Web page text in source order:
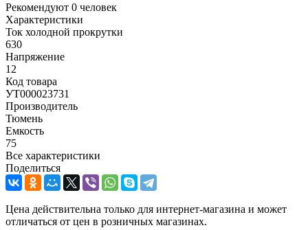
Рекомендуют 0 человек
Характеристики
Ток холодной прокрутки
630
Напряжение
12
Код товара
УТ000023731
Производитель
Тюмень
Емкость
75
Все характеристики
Поделиться
Цена действительна только для интернет-магазина и может
отличаться от цен в розничных магазинах.